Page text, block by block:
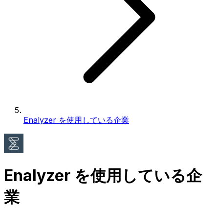
Enalyzer を使用している企業
Enalyzer を使用している企
業